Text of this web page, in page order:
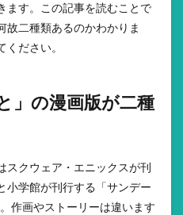
ます。この記事を読むことで
故二種類あるのかわかりま
ください。
」の漫画版が二種
スクウェア・エニックスが刊
小学館が刊行する「サンデー
作画やストーリーは違います